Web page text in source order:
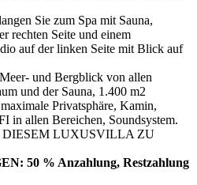
Sie zum Spa mit Sauna,
rechten Seite und einem
auf der linken Seite mit Blick auf
und Bergblick von allen
und der Sauna, 1.400 m2
Privatsphäre, Kamin,
in allen Bereichen, Soundsystem.
DIESEM LUXUSVILLA ZU
50 % Anzahlung, Restzahlung